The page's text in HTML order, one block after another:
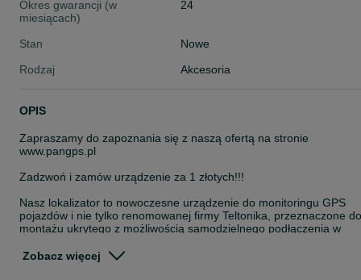
Okres gwarancji (w
miesiącach)
24
Stan
Nowe
Rodzaj
Akcesoria
OPIS
Zapraszamy do zapoznania się z naszą ofertą na stronie
www.pangps.pl
Zadzwoń i zamów urządzenie za 1 złotych!!!
Nasz lokalizator to nowoczesne urządzenie do monitoringu GPS
pojazdów i nie tylko renomowanej firmy Teltonika, przeznaczone do
montażu ukrytego z możliwością samodzielnego podłączenia w
wysokiej jakości, co pozwala na przesyłanie danych o lokalizacji
Zobacz więcej